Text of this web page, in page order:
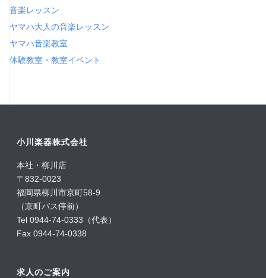
音楽レッスン
ヤマハ大人の音楽レッスン
ヤマハ音楽教室
体験教室・教室イベント
小川楽器株式会社
本社・柳川店
〒832-0023
福岡県柳川市京町58-9
（京町バス停前）
Tel 0944-74-0333（代表）
Fax 0944-74-0338
求人のご案内